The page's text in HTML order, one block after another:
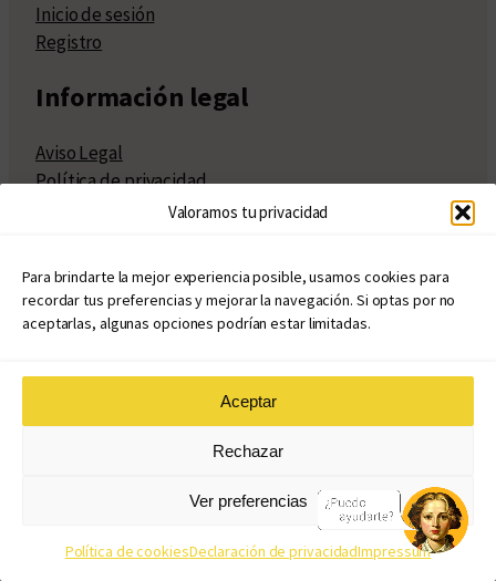
Valoramos tu privacidad
Para brindarte la mejor experiencia posible, usamos cookies para
recordar tus preferencias y mejorar la navegación. Si optas por no
aceptarlas, algunas opciones podrían estar limitadas.
Aceptar
Rechazar
Ver preferencias
Política de cookiesDeclaración de privacidadImpressum
Inicio de sesión
Registro
Información legal
Aviso Legal
Política de privacidad
Política de cookies
Compra y venta de derechos
Políticas de publicación
Políticas de coedición
© Copyright 2020 – 2026
eduvim.com.ar| Todos los derechos reservados